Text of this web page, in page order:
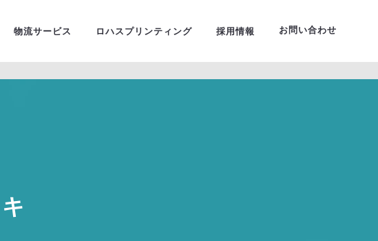
物流サービス ロハスプリンティング 採用情報 お問い合わせ